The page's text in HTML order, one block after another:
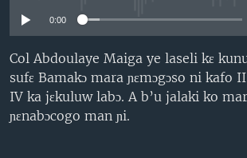
0:00
Col Abdoulaye Maiga ye laseli kɛ
sufɛ Bamakɔ mara ɲɛmɔgɔso ni kafo
IV ka jɛkuluw labɔ. A b’u jalaki ko
ɲɛnabɔcogo man ɲi.